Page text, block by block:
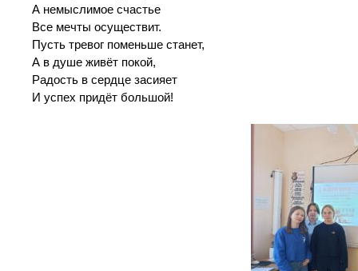
А немыслимое счастье
Все мечты осуществит.
Пусть тревог поменьше станет,
А в душе живёт покой,
Радость в сердце засияет
И успех придёт большой!